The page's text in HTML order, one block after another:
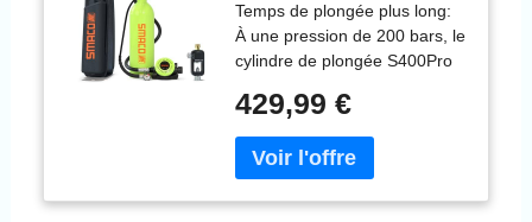
Cylindre de Plongée
sous-Marine, Capacité
1L, Peut comme
Cylindre de Source d'air
de Secours, Sauvetage
d'urgence S400 Pro
Temps de plongée plus long:
À une pression de 200 bars, le
cylindre de plongée S400Pro
respirations sous l'eau (test
réalisé à 5 mètres de
profondeur).(le temps de
plongée est lié à la fréquence
respiratoire personnelle). Le
429,99 €